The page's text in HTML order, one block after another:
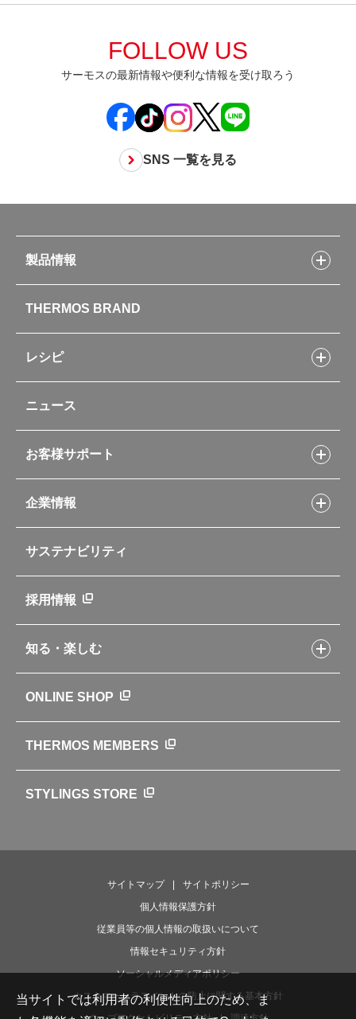
FOLLOW US
サーモスの最新情報や便利な情報を受け取ろう
SNS 一覧を見る
製品情報
水筒
お弁当
キッチン用品
ポット・アイスペール
コーヒーメーカー
ソフトクーラー・バッグ
山専用ボトル
自転車専用ボトル
アパレル小物
業務用製品
新製品一覧
カタログ
THERMOS BRAND
レシピ
フライパンレシピ
シャトルシェフレシピ
スープジャーレシピ
イージースモーカーレシピ
レシピ本のご紹介
ニュース
お客様サポート
交換用部品の購入方法
部品の種類や販売状況を調べる
よくあるご質問・お問い合わせ
企業情報
企業理念
会社概要
ニュース
世界のサーモス
サーモスの歴史
サステナビリティ
採用情報
知る・楽しむ
クラブサーモス
WEBマガジン
お弁当にエールを込めて
ONLINE SHOP
THERMOS MEMBERS
STYLINGS STORE
サイトマップ
サイトポリシー
個人情報保護方針
従業員等の個人情報の取扱いについて
情報セキュリティ方針
ソーシャルメディアポリシー
カスタマーハラスメントの防止に関する基本方針
当サイトでは利用者の利便性向上のため、ま